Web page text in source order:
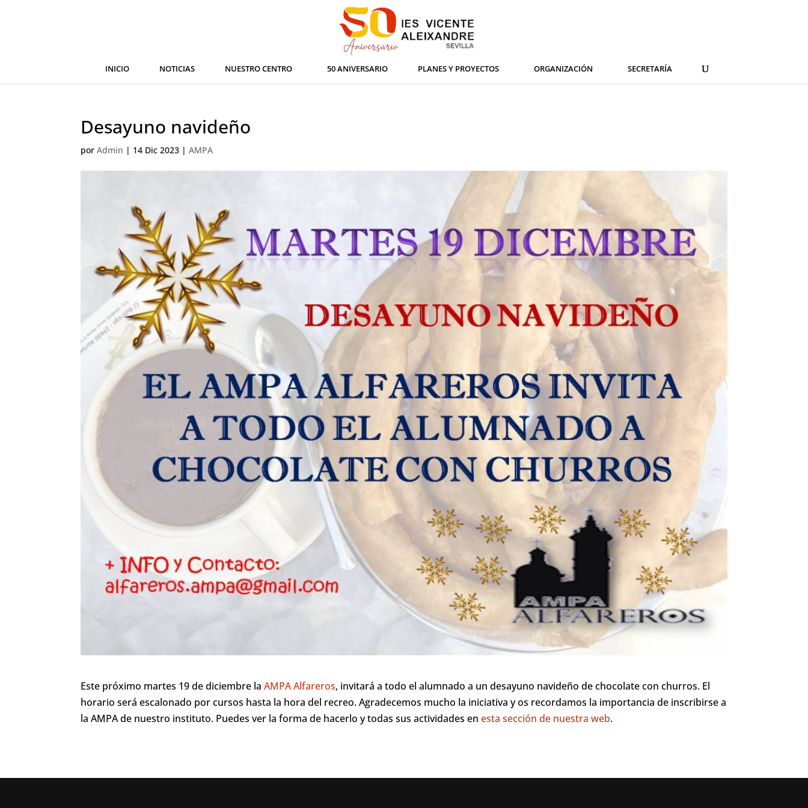
INICIO NOTICIAS NUESTRO CENTRO 50 ANIVERSARIO PLANES Y PROYECTOS ORGANIZACIÓN SECRETARÍA
Desayuno navideño
porAdmin | 14 Dic 2023 |AMPA
Este próximo martes 19 de diciembre laAMPA Alfareros, invitará a todo el alumnado a un desayuno navideño de chocolate con churros. El
horario será escalonado por cursos hasta la hora del recreo. Agradecemos mucho la iniciativa y os recordamos la importancia de inscribirse a
la AMPA de nuestro instituto. Puedes ver la forma de hacerlo y todas sus actividades enesta sección de nuestra web.